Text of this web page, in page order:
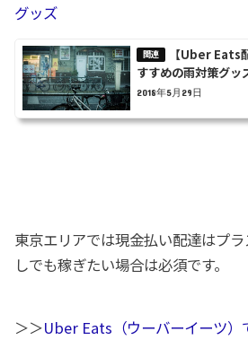
グッズ
【Uber Eats
すすめの雨対策グッ
2018年5月29日
東京エリアでは現金払い配達はプ
しでも稼ぎたい場合は必須です。
＞＞Uber Eats（ウーバーイーツ）